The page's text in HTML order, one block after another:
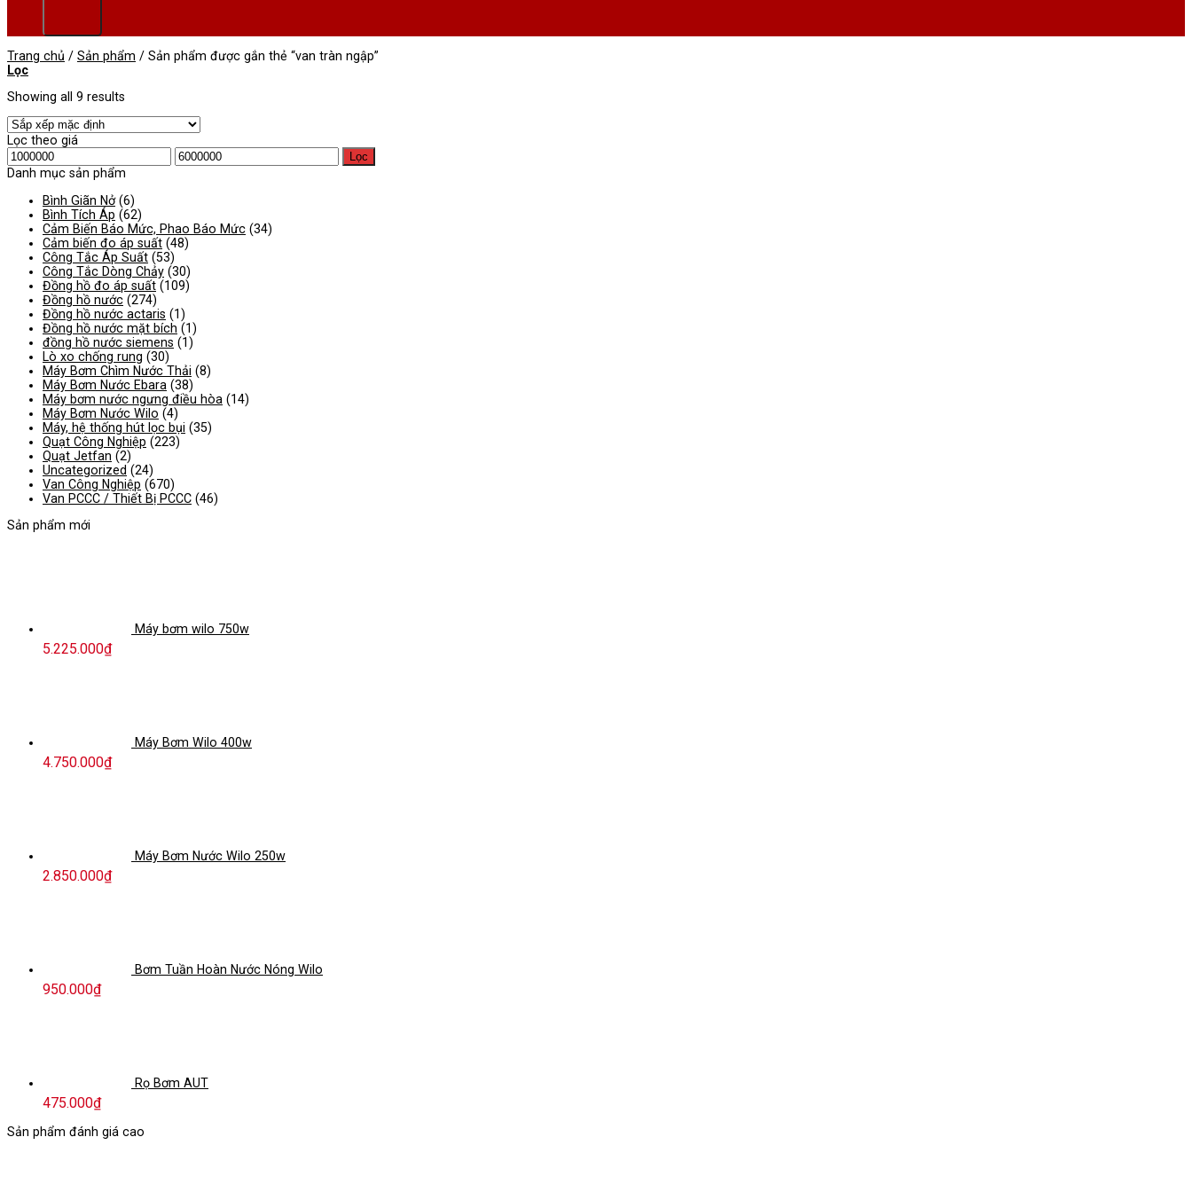
Trang chủ / Sản phẩm / Sản phẩm được gắn thẻ “van tràn ngập”
Lọc
Showing all 9 results
Lọc theo giá
Giá
tối
thiểu
Giá
tối
Lọc
Danh mục sản phẩm
Bình Giãn Nở (6)
Bình Tích Áp (62)
Cảm Biến Báo Mức, Phao Báo Mức (34)
Cảm biến đo áp suất (48)
Công Tắc Áp Suất (53)
Công Tắc Dòng Chảy (30)
Đồng hồ đo áp suất (109)
Đồng hồ nước (274)
Đồng hồ nước actaris (1)
Đồng hồ nước mặt bích (1)
đồng hồ nước siemens (1)
Lò xo chống rung (30)
Máy Bơm Chìm Nước Thải (8)
Máy Bơm Nước Ebara (38)
Máy bơm nước ngưng điều hòa (14)
Máy Bơm Nước Wilo (4)
Máy, hệ thống hút lọc bụi (35)
Quạt Công Nghiệp (223)
Quạt Jetfan (2)
Uncategorized (24)
Van Công Nghiệp (670)
Van PCCC / Thiết Bị PCCC (46)
Sản phẩm mới
Máy bơm wilo 750w
5.225.000₫
Máy Bơm Wilo 400w
4.750.000₫
Máy Bơm Nước Wilo 250w
2.850.000₫
Bơm Tuần Hoàn Nước Nóng Wilo
950.000₫
Rọ Bơm AUT
475.000₫
Sản phẩm đánh giá cao